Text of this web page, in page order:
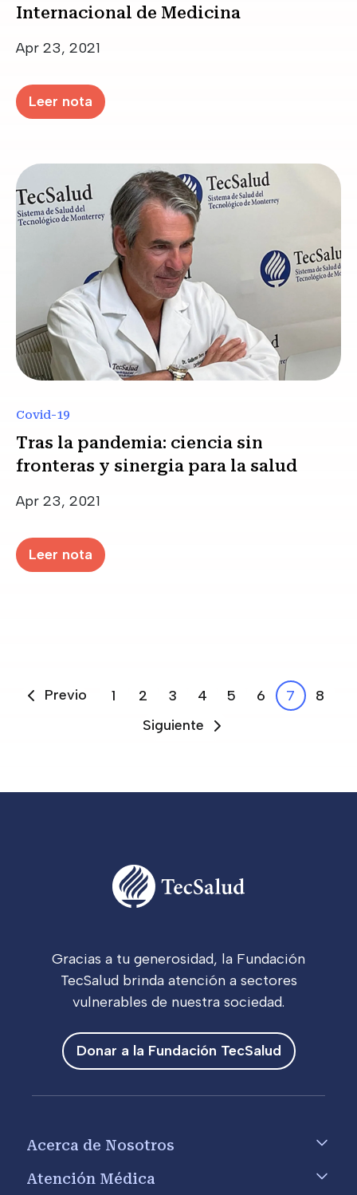
Internacional de Medicina
Date
Apr 23, 2021
Leer nota
Covid-19
Tras la pandemia: ciencia sin
fronteras y sinergia para la salud
Date
Apr 23, 2021
Leer nota
Previous page
Previo Página
1 Página
2 Página
3 Página
4 Página
5 Página
6 Página
7 8
Next page
Siguiente
Gracias a tu generosidad, la Fundación
TecSalud brinda atención a sectores
vulnerables de nuestra sociedad.
Donar a la Fundación TecSalud
Acerca de Nosotros
Atención Médica